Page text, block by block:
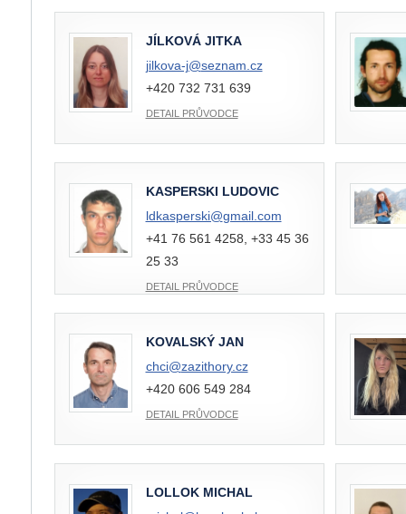
JÍLKOVÁ JITKA
jilkova-j@seznam.cz
+420 732 731 639
DETAIL PRŮVODCE
KASPERSKI LUDOVIC
ldkasperski@gmail.com
+41 76 561 4258, +33 45 36
25 33
DETAIL PRŮVODCE
KOVALSKÝ JAN
chci@zazithory.cz
+420 606 549 284
DETAIL PRŮVODCE
LOLLOK MICHAL